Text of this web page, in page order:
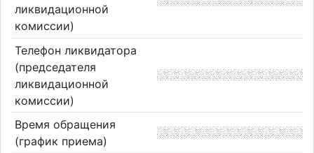
ликвидационной
комиссии)
Телефон ликвидатора
(председателя
ликвидационной
комиссии)
Время обращения
(график приема)